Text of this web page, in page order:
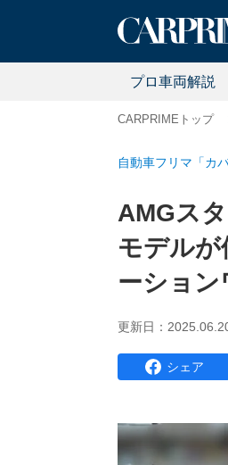
プロ車両解説
CARPRIMEトップ
自動車フリマ「カバ
AMGス
モデル
ーション
更新日：
シェア